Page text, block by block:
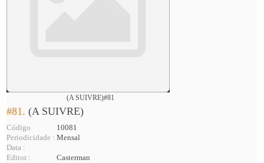
(A SUIVRE)#81
#81.(A SUIVRE)
Código
10081
Periodicidade : Mensal
Data :
Editor :
Casterman